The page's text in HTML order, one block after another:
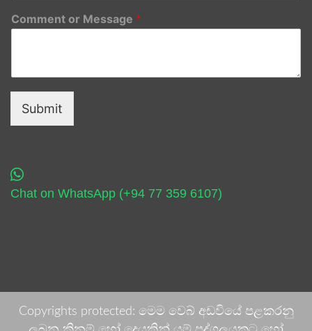
Comment or Message *
Submit
Chat on WhatsApp (+94 77 359 6107)
Copyrights protected: මෙම වෙබ් අඩවියේ පළකරනු